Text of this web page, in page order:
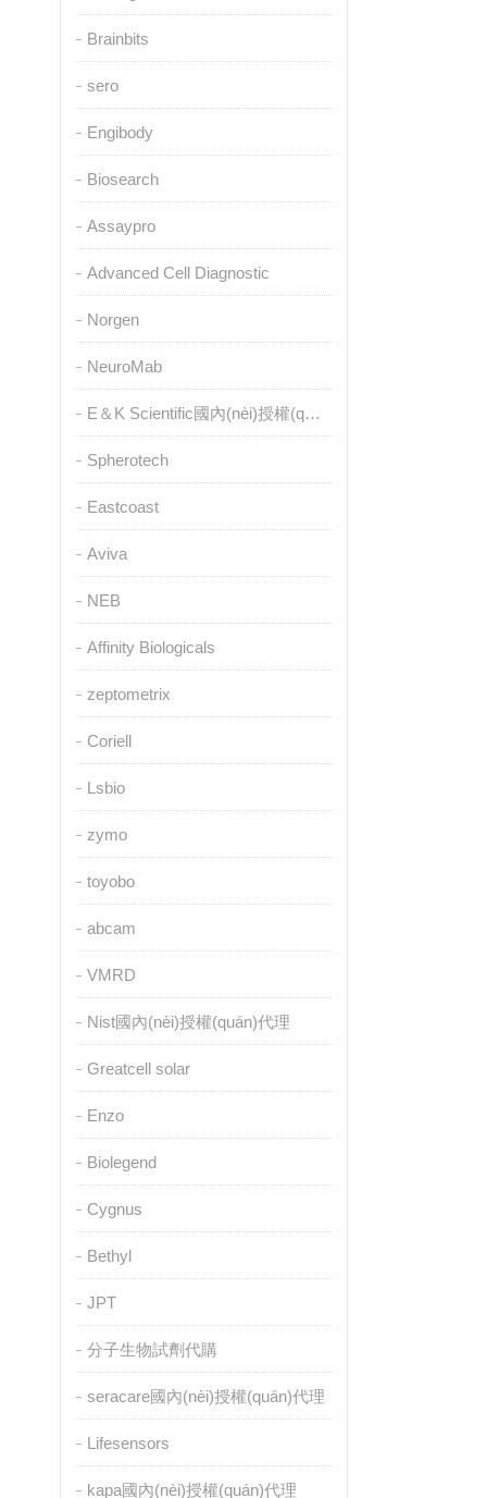
Brainbits
sero
Engibody
Biosearch
Assaypro
Advanced Cell Diagnostic
Norgen
NeuroMab
E＆K Scientific國內(nèi)授權(quán)代理
Spherotech
Eastcoast
Aviva
NEB
Affinity Biologicals
zeptometrix
Coriell
Lsbio
zymo
toyobo
abcam
VMRD
Nist國內(nèi)授權(quán)代理
Greatcell solar
Enzo
Biolegend
Cygnus
Bethyl
JPT
分子生物試劑代購
seracare國內(nèi)授權(quán)代理
Lifesensors
kapa國內(nèi)授權(quán)代理